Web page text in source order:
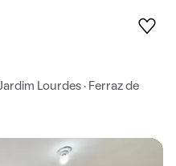
Lourdes · Ferraz de